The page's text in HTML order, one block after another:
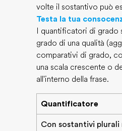
volte il sostantivo può
Testa la tua
I quantificatori di
grado di una qualità
comparativi di grado,
una scala crescente o
all'interno della frase.
Quantificatore
Con sostantivi plurali